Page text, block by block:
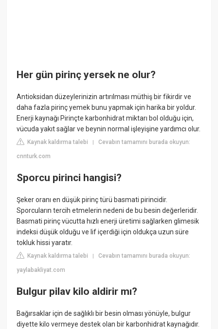
Her gün pirinç yersek ne olur?
Antioksidan düzeylerinizin artırılması müthiş bir fikirdir ve
daha fazla pirinç yemek bunu yapmak için harika bir yoldur.
Enerji kaynağı Pirinçte karbonhidrat miktarı bol olduğu için,
vücuda yakıt sağlar ve beynin normal işleyişine yardımcı olur.
Kaynak kaldırma talebi |Cevabın tamamını burada okuyun:
cnnturk.com
Sporcu pirinci hangisi?
Şeker oranı en düşük pirinç türü basmati pirincidir.
Sporcuların tercih etmelerin nedeni de bu besin değerleridir.
Basmati pirinç vücutta hızlı enerji üretimi sağlarken glimesik
indeksi düşük olduğu ve lif içerdiği için oldukça uzun süre
tokluk hissi yaratır.
Kaynak kaldırma talebi |Cevabın tamamını burada okuyun:
yaylabakliyat.com
Bulgur pilav kilo aldirir mı?
Bağırsaklar için de sağlıklı bir besin olması yönüyle, bulgur
diyette kilo vermeye destek olan bir karbonhidrat kaynağıdır.